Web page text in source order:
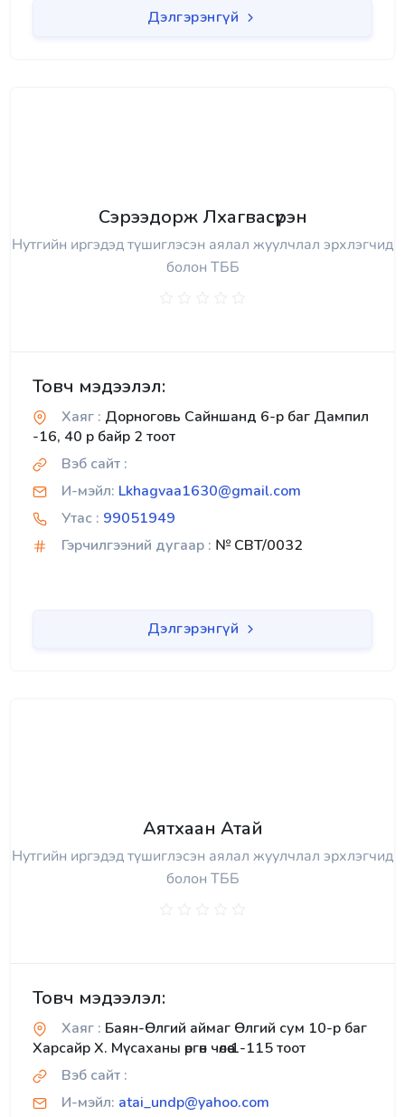
Дэлгэрэнгүй
Сэрээдорж Лхагвасүрэн
Нутгийн иргэдэд түшиглэсэн аялал жуулчлал эрхлэгчид
болон ТББ
Товч мэдээлэл:
Хаяг : Дорноговь Сайншанд 6-р баг Дампил
-16, 40 р байр 2 тоот
Вэб сайт :
И-мэйл: Lkhagvaa1630@gmail.com
Утас : 99051949
Гэрчилгээний дугаар : № CBT/0032
Дэлгэрэнгүй
Аятхаан Атай
Нутгийн иргэдэд түшиглэсэн аялал жуулчлал эрхлэгчид
болон ТББ
Товч мэдээлэл:
Хаяг : Баян-Өлгий аймаг Өлгий сум 10-р баг
Харсайр Х. Мүсаханы өргөн чөлөө 1-115 тоот
Вэб сайт :
И-мэйл: atai_undp@yahoo.com